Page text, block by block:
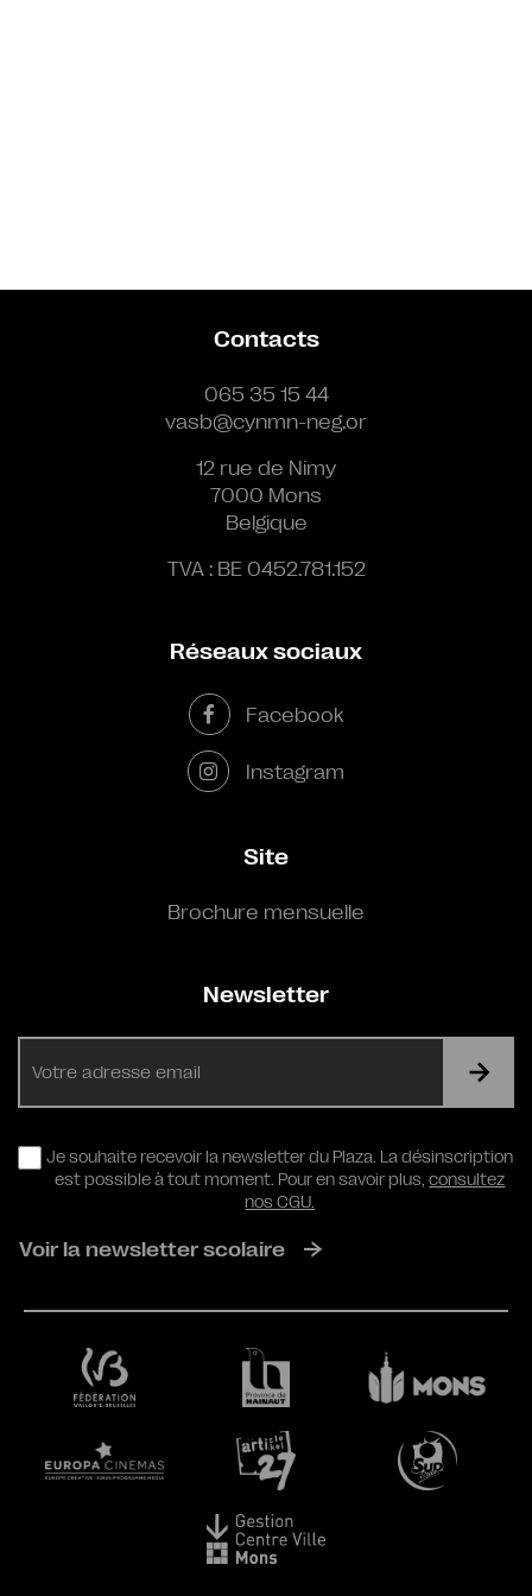
Contacts
065 35 15 44
vasb@cynmn-neg.or
12 rue de Nimy
7000 Mons
Belgique
TVA : BE 0452.781.152
Réseaux sociaux
Facebook
Instagram
Site
Brochure mensuelle
Newsletter
RGPD
Je souhaite recevoir la newsletter du Plaza. La désinscription
est possible à tout moment. Pour en savoir plus,consultez
nos CGU.
Voir la newsletter scolaire